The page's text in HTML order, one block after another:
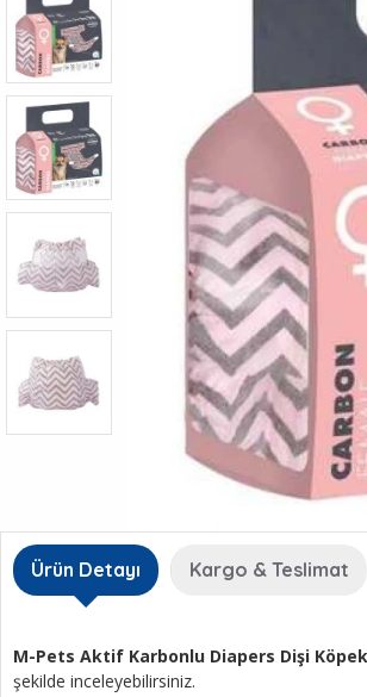
Ürün Detayı Kargo & Teslimat
M-Pets Aktif Karbonlu Diapers Dişi
şekilde inceleyebilirsiniz.